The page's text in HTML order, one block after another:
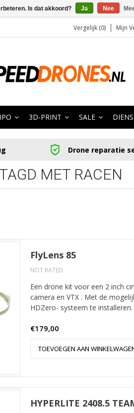
Vergelijk (0) Mijn
3D-PRINT SALE
Drone reparatie
MET RACEN
FlyLens 85
NOT RATED
Een drone kit voor een 2 inch
camera en VTX . Met de
HDZero- systeem te installeren.
€179,00
TOEVOEGEN AAN
HYPERLITE 2408.5
Is dat akkoord? Ja Nee